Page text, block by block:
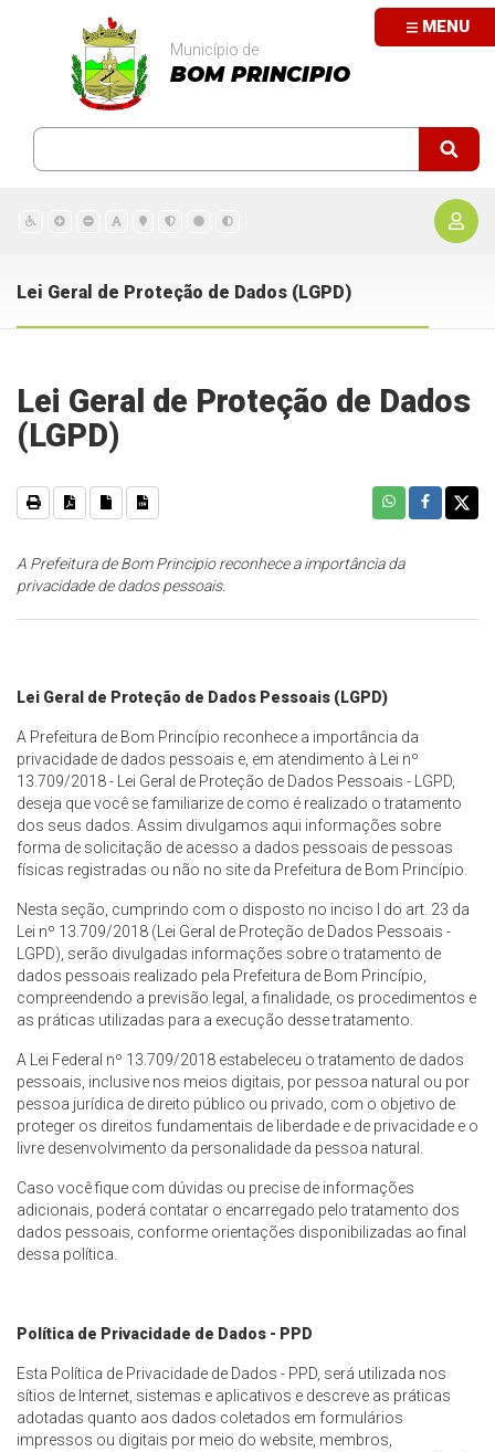
MENU
Município de
BOM PRINCIPIO
Lei Geral de Proteção de Dados (LGPD)
Lei Geral de Proteção de Dados
(LGPD)
A Prefeitura de Bom Principio reconhece a importância da
privacidade de dados pessoais.
Lei Geral de Proteção de Dados Pessoais (LGPD)
A Prefeitura de Bom Princípio reconhece a importância da
privacidade de dados pessoais e, em atendimento à Lei nº
13.709/2018 - Lei Geral de Proteção de Dados Pessoais - LGPD,
deseja que você se familiarize de como é realizado o tratamento
dos seus dados. Assim divulgamos aqui informações sobre
forma de solicitação de acesso a dados pessoais de pessoas
físicas registradas ou não no site da Prefeitura de Bom Princípio.
Nesta seção, cumprindo com o disposto no inciso I do art. 23 da
Lei nº 13.709/2018 (Lei Geral de Proteção de Dados Pessoais -
LGPD), serão divulgadas informações sobre o tratamento de
dados pessoais realizado pela Prefeitura de Bom Princípio,
compreendendo a previsão legal, a finalidade, os procedimentos e
as práticas utilizadas para a execução desse tratamento.
A Lei Federal nº 13.709/2018 estabeleceu o tratamento de dados
pessoais, inclusive nos meios digitais, por pessoa natural ou por
pessoa jurídica de direito público ou privado, com o objetivo de
proteger os direitos fundamentais de liberdade e de privacidade e o
livre desenvolvimento da personalidade da pessoa natural.
Caso você fique com dúvidas ou precise de informações
adicionais, poderá contatar o encarregado pelo tratamento dos
dados pessoais, conforme orientações disponibilizadas ao final
dessa política.
Política de Privacidade de Dados - PPD
Esta Política de Privacidade de Dados - PPD, será utilizada nos
sítios de Internet, sistemas e aplicativos e descreve as práticas
adotadas quanto aos dados coletados em formulários
impressos ou digitais por meio do website, membros,